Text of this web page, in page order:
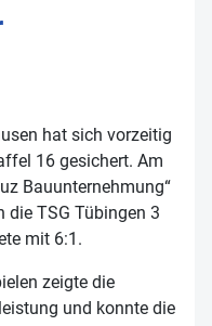
hat sich vorzeitig
16 gesichert. Am
Bauunternehmung“
die TSG Tübingen 3
mit 6:1.
zeigte die
und konnte die